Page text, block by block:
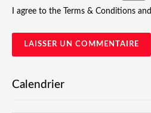
I agree to the Terms & Conditions and
Calendrier